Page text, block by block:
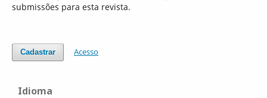
submissões para esta revista.
Cadastrar Acesso
Idioma